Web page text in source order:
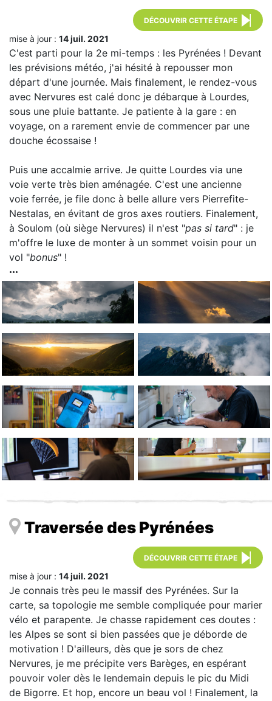
DÉCOUVRIR CETTE ÉTAPE
mise à jour : 14 juil. 2021
C'est parti pour la 2e mi-temps : les Pyrénées ! Devant
les prévisions météo, j'ai hésité à repousser mon
départ d'une journée. Mais finalement, le rendez-vous
avec Nervures est calé donc je débarque à Lourdes,
sous une pluie battante. Je patiente à la gare : en
voyage, on a rarement envie de commencer par une
douche écossaise !
Puis une accalmie arrive. Je quitte Lourdes via une
voie verte très bien aménagée. C'est une ancienne
voie ferrée, je file donc à belle allure vers Pierrefite-
Nestalas, en évitant de gros axes routiers. Finalement,
à Soulom (où siège Nervures) il n'est "pas si tard" : je
m'offre le luxe de monter à un sommet voisin pour un
vol "bonus" !
Traversée des Pyrénées
DÉCOUVRIR CETTE ÉTAPE
mise à jour : 14 juil. 2021
Je connais très peu le massif des Pyrénées. Sur la
carte, sa topologie me semble compliquée pour marier
vélo et parapente. Je chasse rapidement ces doutes :
les Alpes se sont si bien passées que je déborde de
motivation ! D'ailleurs, dès que je sors de chez
Nervures, je me précipite vers Barèges, en espérant
pouvoir voler dès le lendemain depuis le pic du Midi
de Bigorre. Et hop, encore un beau vol ! Finalement, la